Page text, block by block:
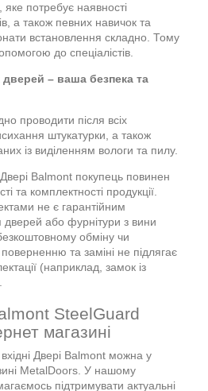
потребує наявності
а також певних навичок та
встановлення складно. Тому
до спеціалістів.
– ваша безпека та
проводити після всіх
штукатурки, а також
із виділенням вологи та пилу.
Balmont покупець повинен
та комплектності продукції.
не є гарантійним
або фурнітури з вини
обміну чи
та заміні не підлягає
(наприклад, замок із
SteelGuard
магазині
Двері Balmont можна у
MetalDoors. У нашому
підтримувати актуальні